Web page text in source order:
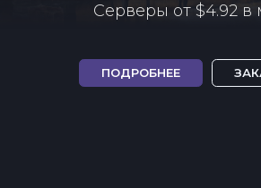
Серверы от $4.92 в
ПОДРОБНЕЕ